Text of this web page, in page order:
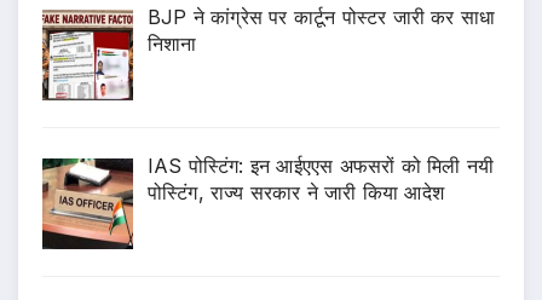
BJP ने कांग्रेस पर कार्टून पोस्टर जारी कर साधा
निशाना
IAS पोस्टिंग: इन आईएएस अफसरों को मिली नयी
पोस्टिंग, राज्य सरकार ने जारी किया आदेश